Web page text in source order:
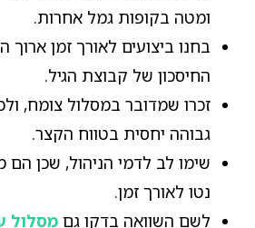
ומטה בקופות גמל אחרות.
בחנו ביצועים לאורך זמן
החיסכון של קבוצת הגיל.
זכרו שמדובר במסלול צומח,
גבוהה יחסית בטווח הקצר.
שימו לב לדמי הניהול, שכן
נטו לאורך זמן.
לשם השוואה בדקו גם מסלול